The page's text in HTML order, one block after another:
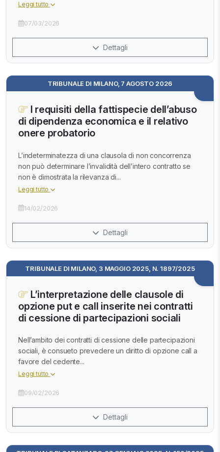
Leggi tutto
07/03/2026
Dettagli
TRIBUNALE DI MILANO, 7 AGOSTO 2026
I requisiti della fattispecie dell’abuso
di dipendenza economica e il relativo
onere probatorio
L’indeterminatezza di una clausola di non concorrenza
non può determinare l’invalidità dell’intero contratto se
non è dimostrata la rilevanza di...
Leggi tutto
14/02/2026
Dettagli
TRIBUNALE DI MILANO, 3 MAGGIO 2025, N. 1897/2025
L’interpretazione delle clausole di
opzione put e call inserite nei contratti
di cessione di partecipazioni sociali
Nell’ambito dei contratti di cessione delle partecipazioni
sociali, è consueto prevedere un diritto di opzione call a
favore del cedente...
Leggi tutto
09/02/2026
Dettagli